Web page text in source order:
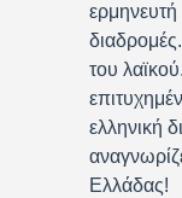
ερμηνευτή
του
ελληνική
Ελλάδας!